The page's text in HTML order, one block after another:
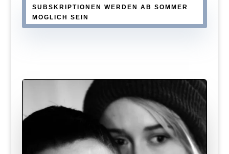
SUBSKRIPTIONEN WERDEN AB SOMMER
MÖGLICH SEIN